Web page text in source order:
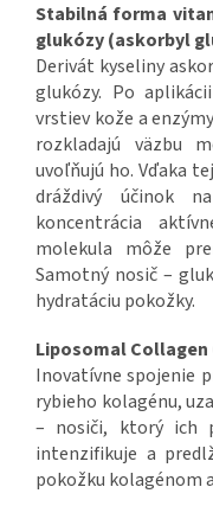
Stabilná forma
glukózy (askorbyl
Derivát kyseliny
glukózy. Po
vrstiev kože a
rozkladajú väzbu
uvoľňujú ho. Vďaka
dráždivý účinok
koncentrácia
molekula môže
Samotný nosič –
hydratáciu pokožky.
Liposomal Collagen
Inovatívne spojenie
rybieho kolagénu,
– nosiči, ktorý ich
intenzifikuje a
pokožku kolagénom